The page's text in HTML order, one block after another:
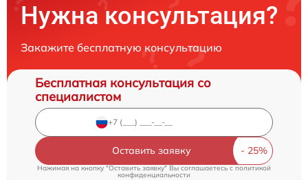
Нужна консультация?
Закажите бесплатную консультацию
Бесплатная консультация со
специалистом
Оставить заявку
Нажимая на кнопку "Оставить заявку" Вы соглашаетесь cполитикой
конфиденциальности